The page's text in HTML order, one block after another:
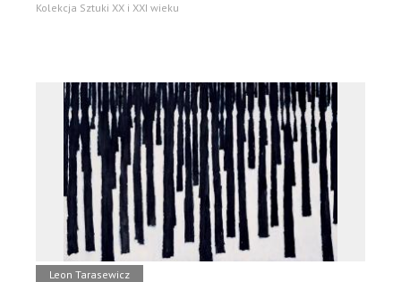
Kolekcja Sztuki XX i XXI wieku
Leon Tarasewicz